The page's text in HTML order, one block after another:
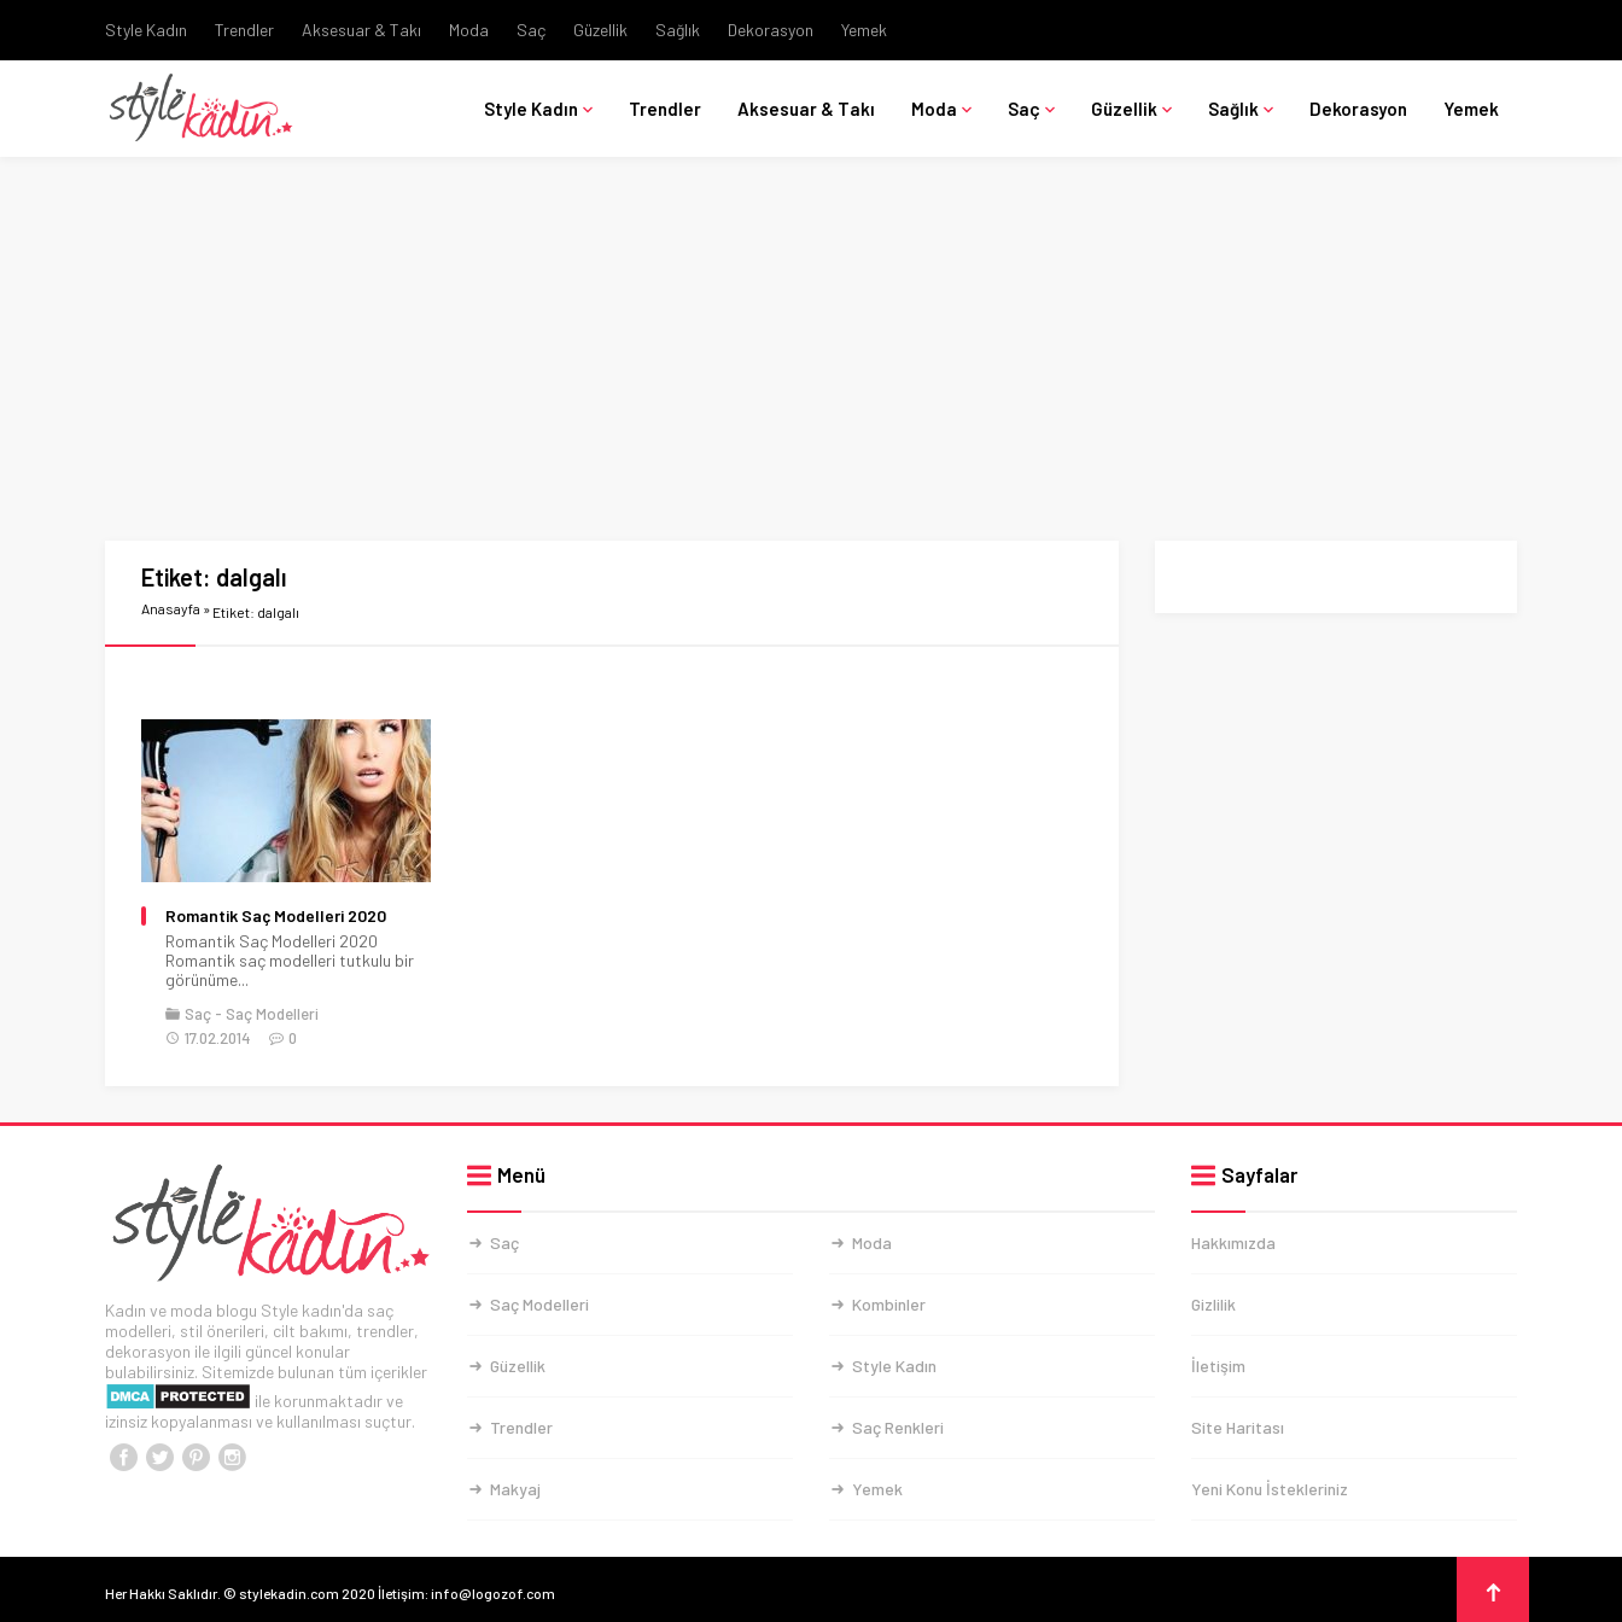
Style Kadın Trendler Aksesuar & Takı Moda Saç Güzellik Sağlık Dekorasyon Yemek
Style Kadın Trendler Aksesuar & Takı Moda Saç Güzellik Sağlık Dekorasyon Yemek
Etiket: dalgalı
Anasayfa » Etiket: dalgalı
Romantik Saç Modelleri 2020
Romantik Saç Modelleri 2020
Romantik saç modelleri tutkulu bir
görünüme...
Saç
Saç Modelleri
17.02.2014
0
Kadın ve moda blogu Style kadın'da saç
modelleri, stil önerileri, cilt bakımı, trendler,
dekorasyon ile ilgili güncel konular
bulabilirsiniz. Sitemizde bulunan tüm içerikler
ile korunmaktadır ve
izinsiz kopyalanması ve kullanılması suçtur.
Menü
Saç Moda
Saç Modelleri Kombinler
Güzellik Style Kadın
Trendler Saç Renkleri
Makyaj Yemek
Sayfalar
Hakkımızda
Gizlilik
İletişim
Site Haritası
Yeni Konu İstekleriniz
Her Hakkı Saklıdır. © stylekadin.com 2020 İletişim: info@logozof.com